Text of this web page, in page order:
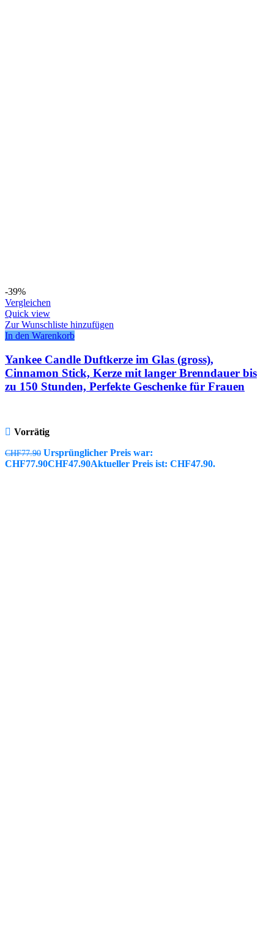
-39%
Vergleichen
Quick view
Zur Wunschliste hinzufügen
In den Warenkorb
Yankee Candle Duftkerze im Glas (gross),
Cinnamon Stick, Kerze mit langer Brenndauer bis
zu 150 Stunden, Perfekte Geschenke für Frauen
Vorrätig
CHF77.90 Ursprünglicher Preis war:
CHF77.90CHF47.90Aktueller Preis ist: CHF47.90.